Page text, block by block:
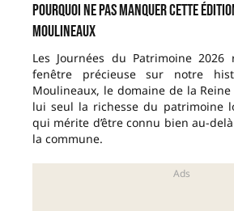
Pourquoi ne pas manquer cette
Moulineaux
Les Journées du Patrimoine 2026
fenêtre précieuse sur notre
Moulineaux, le domaine de la
lui seul la richesse du patrimoine
qui mérite d’être connu bien au-
la commune.